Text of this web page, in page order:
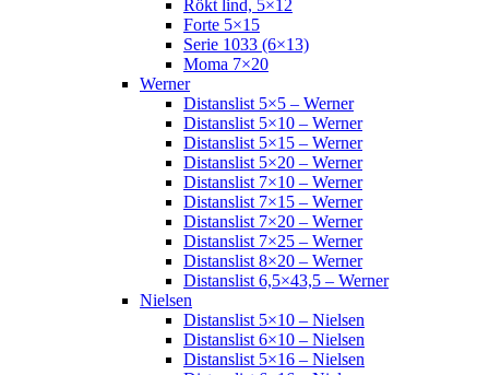
Rökt lind, 5×12
Forte 5×15
Serie 1033 (6×13)
Moma 7×20
Werner
Distanslist 5×5 – Werner
Distanslist 5×10 – Werner
Distanslist 5×15 – Werner
Distanslist 5×20 – Werner
Distanslist 7×10 – Werner
Distanslist 7×15 – Werner
Distanslist 7×20 – Werner
Distanslist 7×25 – Werner
Distanslist 8×20 – Werner
Distanslist 6,5×43,5 – Werner
Nielsen
Distanslist 5×10 – Nielsen
Distanslist 6×10 – Nielsen
Distanslist 5×16 – Nielsen